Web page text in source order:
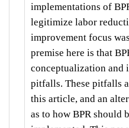
implementations of
legitimize labor
improvement focus
premise here is that
conceptualization and
pitfalls. These pitfalls
this article, and an
as to how BPR should